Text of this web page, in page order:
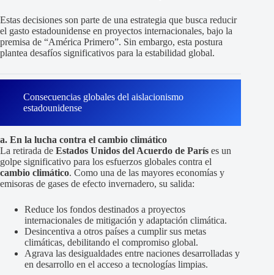
Estas decisiones son parte de una estrategia que busca reducir
el gasto estadounidense en proyectos internacionales, bajo la
premisa de “América Primero”. Sin embargo, esta postura
plantea desafíos significativos para la estabilidad global.
Consecuencias globales del aislacionismo
estadounidense
a. En la lucha contra el cambio climático
La retirada de Estados Unidos del Acuerdo de París es un
golpe significativo para los esfuerzos globales contra el
cambio climático. Como una de las mayores economías y
emisoras de gases de efecto invernadero, su salida:
Reduce los fondos destinados a proyectos
internacionales de mitigación y adaptación climática.
Desincentiva a otros países a cumplir sus metas
climáticas, debilitando el compromiso global.
Agrava las desigualdades entre naciones desarrolladas y
en desarrollo en el acceso a tecnologías limpias.